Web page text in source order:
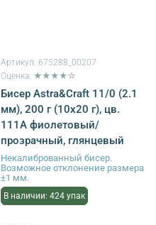
Артикул: 675288_00207
Оценка: ★★★★☆
Бисер Astra&Craft 11/0 (2.1
мм), 200 г (10х20 г), цв.
111А фиолетовый/
прозрачный, глянцевый
Некалиброванный бисер.
Возможное отклонение размера
±1 мм.
В наличии: 424 упак